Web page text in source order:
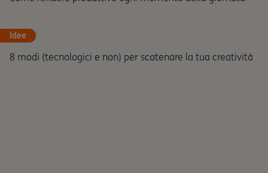
Idee
8 modi (tecnologici e non) per scatenare la tua creatività